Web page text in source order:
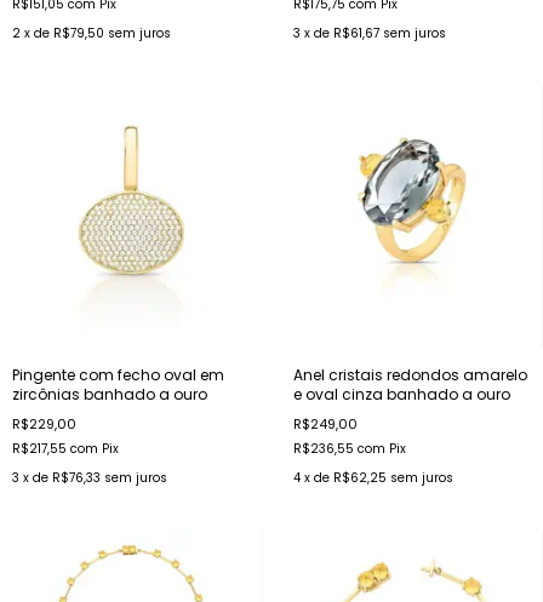
R$151,05 com Pix
2 x de R$79,50 sem juros
R$175,75 com Pix
3 x de R$61,67 sem juros
Pingente com fecho oval em
zircônias banhado a ouro
R$229,00
R$217,55 com Pix
3 x de R$76,33 sem juros
Anel cristais redondos amarelo
e oval cinza banhado a ouro
R$249,00
R$236,55 com Pix
4 x de R$62,25 sem juros